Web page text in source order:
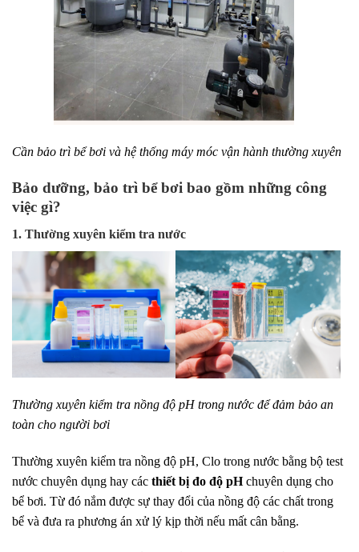
Cần bảo trì bể bơi và hệ thống máy móc vận hành thường xuyên
Bảo dưỡng, bảo trì bể bơi bao gồm những công
việc gì?
1. Thường xuyên kiểm tra nước
Thường xuyên kiểm tra nồng độ pH trong nước để đảm bảo an
toàn cho người bơi
Thường xuyên kiểm tra nồng độ pH, Clo trong nước bằng bộ test
nước chuyên dụng hay các thiết bị đo độ pHchuyên dụng cho
bể bơi. Từ đó nắm được sự thay đổi của nồng độ các chất trong
bể và đưa ra phương án xử lý kịp thời nếu mất cân bằng.